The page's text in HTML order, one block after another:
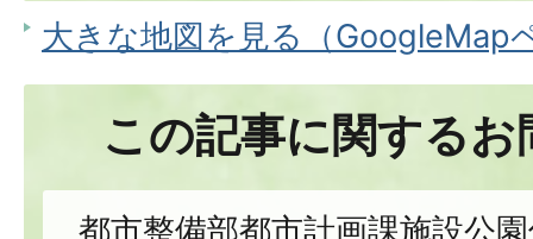
大きな地図を見る（GoogleMap
この記事に関する
都市整備部都市計画課施設公